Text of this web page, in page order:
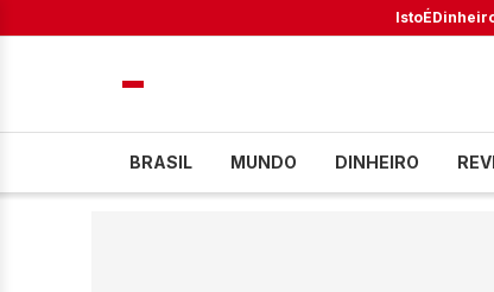
IstoÉ
BRASIL MUNDO DINHEIRO